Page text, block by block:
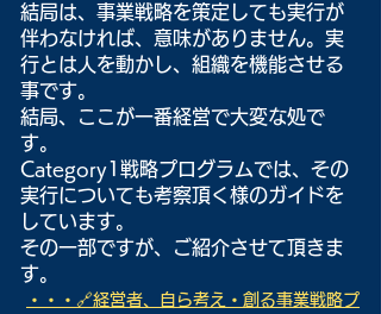
結局は、事業戦略を策定しても実行が
伴わなければ、意味がありません。実
行とは人を動かし、組織を機能させる
事です。
結局、ここが一番経営で大変な処で
す。
Category1戦略プログラムでは、その
実行についても考察頂く様のガイドを
しています。
その一部ですが、ご紹介させて頂きま
す。
・・・🔗経営者、自ら考え・創る事業戦略プ